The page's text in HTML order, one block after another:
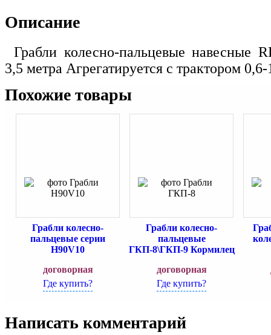
Описание
Грабли колесно-пальцевые навесные
3,5 метра Агрегатируется с трактором
Похожие товары
Грабли колесно-
пальцевые серии
H90V10
договорная
Где купить?
Грабли колесно-
пальцевые
ГКП-8\ГКП-9 Кормилец
договорная
Где купить?
Написать комментарий